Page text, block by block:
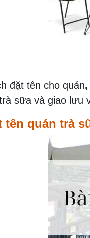
đặt tên cho quán,
sữa và giao lưu
tên quán trà